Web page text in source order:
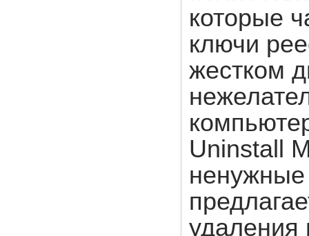
которые
ключи
жестком
Uninstall
удаления